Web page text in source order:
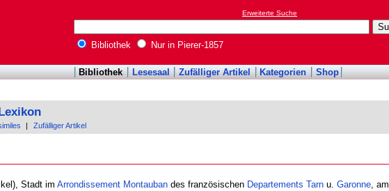
Erweiterte Suche
Bibliothek Nur in Pierer-1857
Bibliothek Lesesaal Zufälliger Artikel Kategorien Shop
Zufälliger Artikel
Stadt im Arrondissement Montaubandes französischen Departements Tarnu. Garonne, am